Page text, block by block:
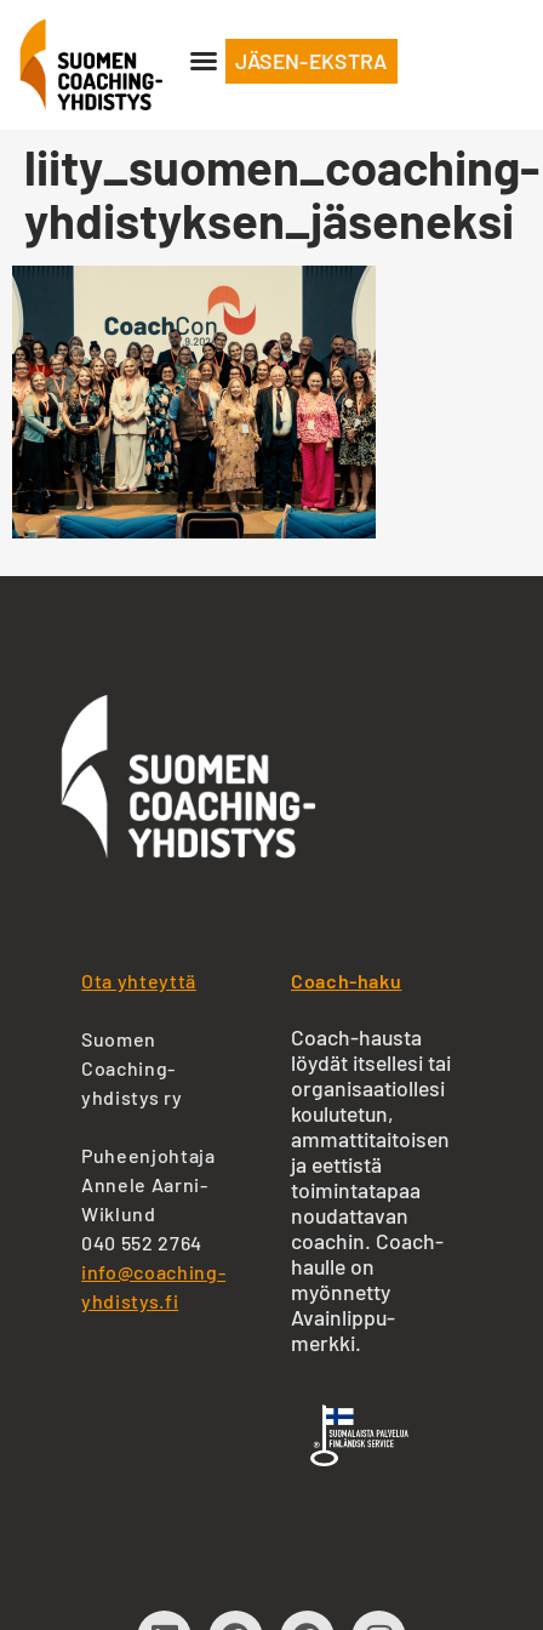
JÄSEN-EKSTRA
liity_suomen_coaching-
yhdistyksen_jäseneksi
Ota yhteyttä
Suomen
Coaching-
yhdistys ry
Puheenjohtaja
Annele Aarni-
Wiklund
040 552 2764
info@coaching-
yhdistys.fi
Coach-haku
Coach-hausta
löydät itsellesi tai
organisaatiollesi
koulutetun,
ammattitaitoisen
ja eettistä
toimintatapaa
noudattavan
coachin. Coach-
haulle on
myönnetty
Avainlippu-
merkki.